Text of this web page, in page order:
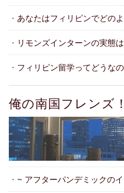
・ あなたはフィリピンでどの
・ リモンズインターンの実態は
・ フィリピン留学ってどうな
俺の南国フレンズ！
・ ~ アフターパンデミックの